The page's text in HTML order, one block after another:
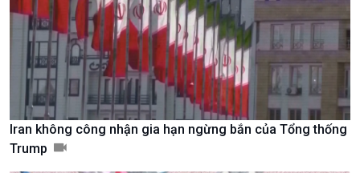
Iran không công nhận gia hạn ngừng bắn của Tổng thống
Trump